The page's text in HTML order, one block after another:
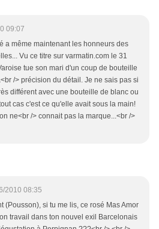
09:07
a même maintenant les honneurs des
Vu ce titre sur varmatin.com le 31
tue son mari d'un coup de bouteille
/> précision du détail. Je ne sais pas si
différent avec une bouteille de blanc ou
cas c'est ce qu'elle avait sous la main!
ne<br /> connait pas la marque...<br />
2010 08:35
(Pousson), si tu me lis, ce rosé Mas Amor
travail dans ton nouvel exil Barcelonais